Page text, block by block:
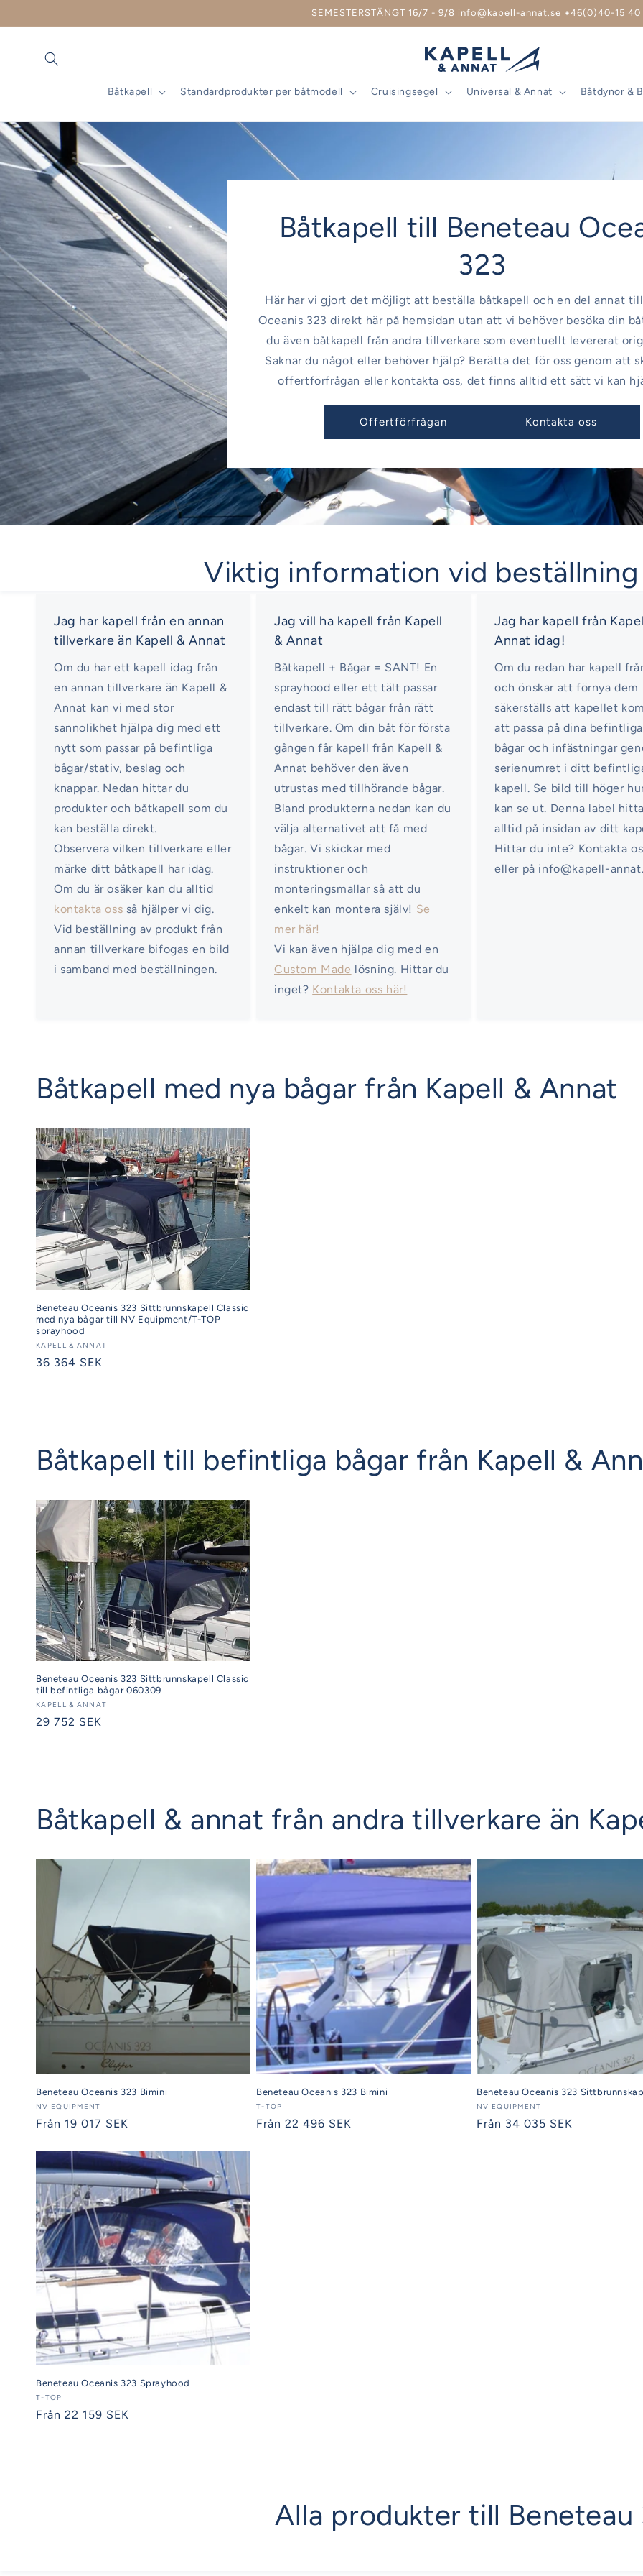
SEMESTERSTÄNGT 16/7 - 9/8 info@kapell-annat.se +46(0)40-15 40
Båtkapell Standardprodukter per båtmodell Cruisingsegel Universal & Annat Båtdynor &
Båtkapell till Beneteau
323
Här har vi gjort det möjligt att beställa båtkapell och en del annat
Oceanis 323 direkt här på hemsidan utan att vi behöver besöka din
du även båtkapell från andra tillverkare som eventuellt levererat
Saknar du något eller behöver hjälp? Berätta det för oss genom att
offertförfrågan eller kontakta oss, det finns alltid ett sätt vi kan
Offertförfrågan Kontakta oss
Viktig information vid beställning
Jag har kapell från en annan
tillverkare än Kapell & Annat
Om du har ett kapell idag från
en annan tillverkare än Kapell &
Annat kan vi med stor
sannolikhet hjälpa dig med ett
nytt som passar på befintliga
bågar/stativ, beslag och
knappar. Nedan hittar du
produkter och båtkapell som du
kan beställa direkt.
Observera vilken tillverkare eller
märke ditt båtkapell har idag.
Om du är osäker kan du alltid
kontakta oss så hjälper vi dig.
Vid beställning av produkt från
annan tillverkare bifogas en bild
i samband med beställningen.
Jag vill ha kapell från Kapell
& Annat
Båtkapell + Bågar = SANT! En
sprayhood eller ett tält passar
endast till rätt bågar från rätt
tillverkare. Om din båt för första
gången får kapell från Kapell &
Annat behöver den även
utrustas med tillhörande bågar.
Bland produkterna nedan kan du
välja alternativet att få med
bågar. Vi skickar med
instruktioner och
monteringsmallar så att du
enkelt kan montera själv! Se
mer här!
Vi kan även hjälpa dig med en
Custom Made lösning. Hittar du
inget? Kontakta oss här!
Jag har kapell från
Annat idag!
Om du redan har kapell
och önskar att förnya dem
säkerställs att kapellet
att passa på dina befintliga
bågar och infästningar
serienumret i ditt
kapell. Se bild till höger
kan se ut. Denna label
alltid på insidan av ditt
Hittar du inte? Kontakta
eller på info@kapell-
Båtkapell med nya bågar från Kapell & Annat
Beneteau Oceanis 323 Sittbrunnskapell Classic
med nya bågar till NV Equipment/T-TOP
sprayhood
Säljare:
KAPELL & ANNAT
Ordinarie
36 364 SEK
Båtkapell till befintliga bågar från Kapell &
Beneteau Oceanis 323 Sittbrunnskapell Classic
till befintliga bågar 060309
Säljare:
KAPELL & ANNAT
Ordinarie
29 752 SEK
Båtkapell & annat från andra tillverkare än
Beneteau Oceanis 323 Bimini
Säljare:
NV EQUIPMENT
Ordinarie
Från 19 017 SEK
Beneteau Oceanis 323 Bimini
Säljare:
T-TOP
Ordinarie
Från 22 496 SEK
Beneteau Oceanis 323
Säljare:
NV EQUIPMENT
Ordinarie
Från 34 035 SEK
Beneteau Oceanis 323 Sprayhood
Säljare:
T-TOP
Ordinarie
Från 22 159 SEK
Alla produkter till Beneteau